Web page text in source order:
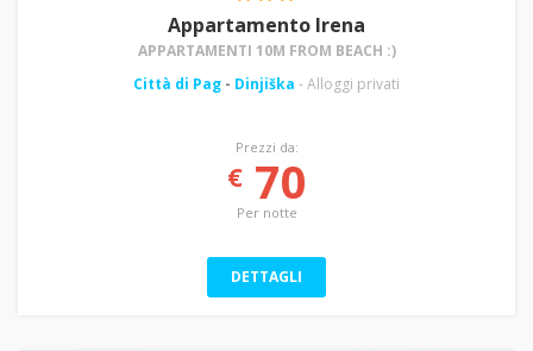
Appartamento Irena
APPARTAMENTI 10M FROM BEACH :)
Città di Pag - Dinjiška - Alloggi privati
Prezzi da:
€70
Per notte
DETTAGLI